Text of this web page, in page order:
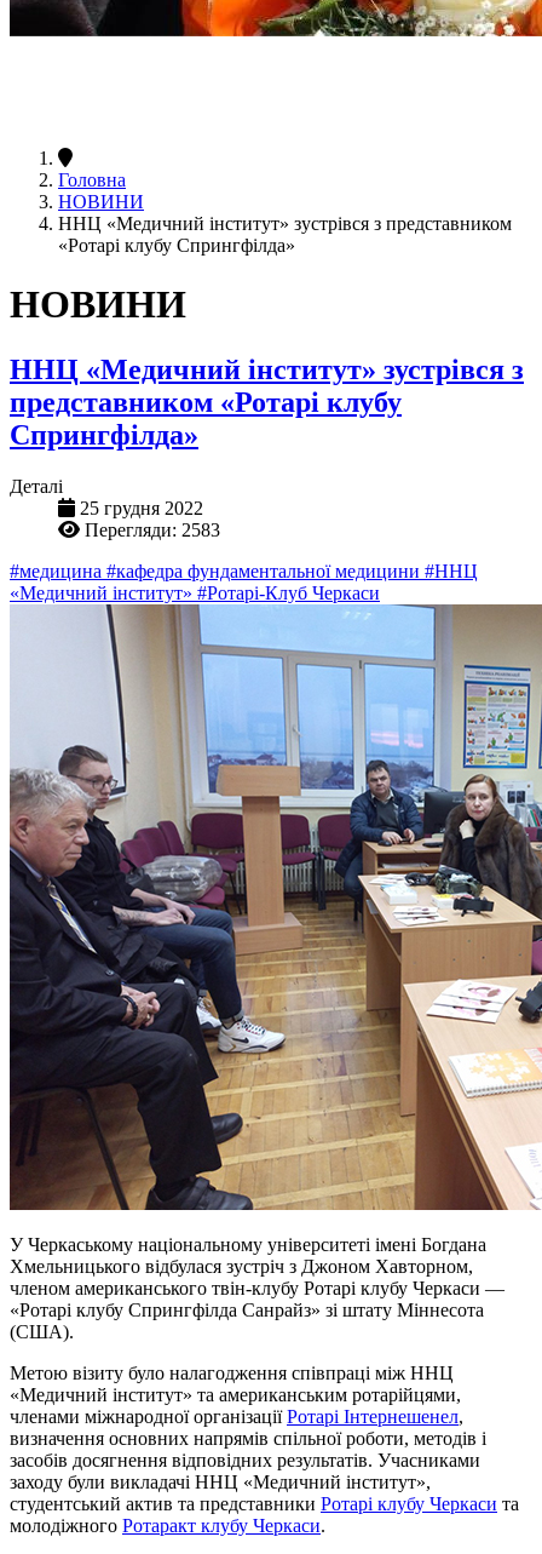
Головна
НОВИНИ
ННЦ «Медичний інститут» зустрівся з представником
«Ротарі клубу Спрингфілда»
НОВИНИ
ННЦ «Медичний інститут» зустрівся з
представником «Ротарі клубу
Спрингфілда»
Деталі
25 грудня 2022
Перегляди: 2583
#медицина #кафедра фундаментальної медицини #ННЦ
«Медичний інститут» #Ротарі-Клуб Черкаси
У Черкаському національному університеті імені Богдана
Хмельницького відбулася зустріч з Джоном Хавторном,
членом американського твін-клубу Ротарі клубу Черкаси —
«Ротарі клубу Спрингфілда Санрайз» зі штату Міннесота
(США).
Метою візиту було налагодження співпраці між ННЦ
«Медичний інститут» та американським ротарійцями,
членами міжнародної організаціїРотарі Інтернешенел,
визначення основних напрямів спільної роботи, методів і
засобів досягнення відповідних результатів. Учасниками
заходу були викладачі ННЦ «Медичний інститут»,
студентський актив та представники Ротарі клубу Черкаси та
молодіжного Ротаракт клубу Черкаси.